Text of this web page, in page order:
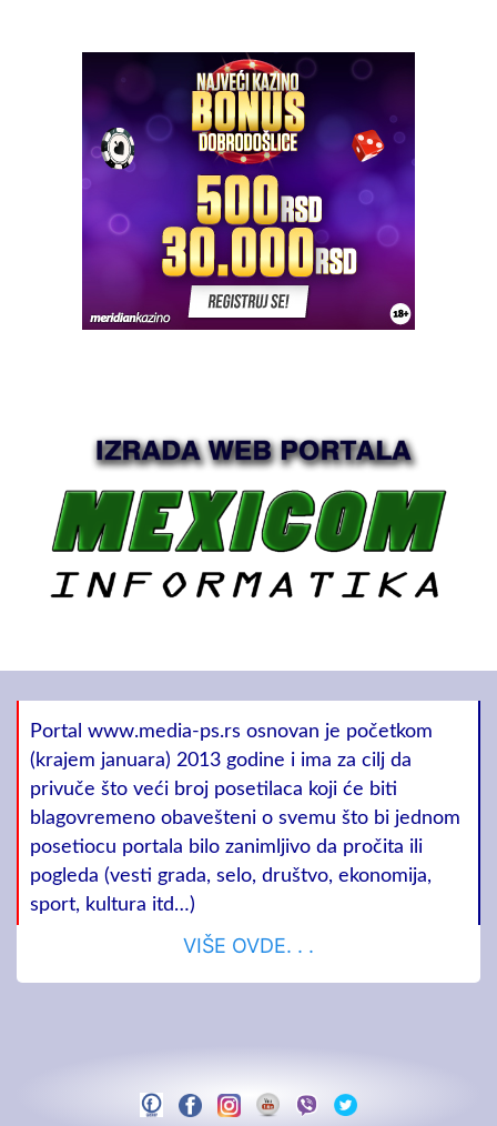
Portal www.media-ps.rs osnovan je početkom
(krajem januara) 2013 godine i ima za cilj da
privuče što veći broj posetilaca koji će biti
blagovremeno obavešteni o svemu što bi jednom
posetiocu portala bilo zanimljivo da pročita ili
pogleda (vesti grada, selo, društvo, ekonomija,
sport, kultura itd…)
VIŠE OVDE. . .